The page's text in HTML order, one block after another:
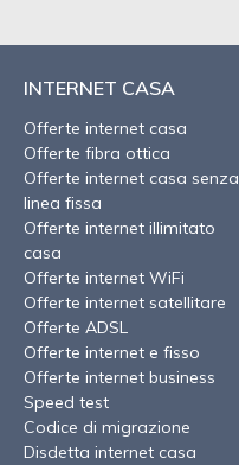
INTERNET CASA
Offerte internet casa
Offerte fibra ottica
Offerte internet casa senza
linea fissa
Offerte internet illimitato
casa
Offerte internet WiFi
Offerte internet satellitare
Offerte ADSL
Offerte internet e fisso
Offerte internet business
Speed test
Codice di migrazione
Disdetta internet casa